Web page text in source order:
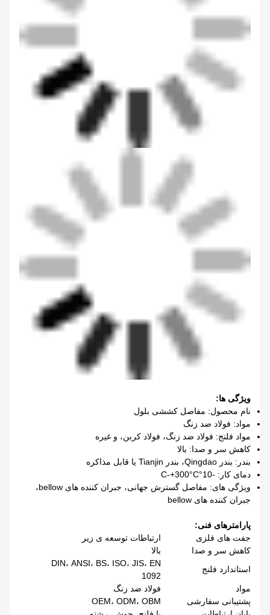
ویژگی ها:
نام محصول: مفاصل کششی بلول
مواد: فولاد ضد زنگ
مواد فلنج: فولاد ضد زنگ، فولاد کربن، و غیره
کاهش سر و صدا: بالا
بندر: بندر Qingdao، بندر Tianjin یا قابل مذاکره
دمای کار: -10°C-+300°C
ویژگی های: مفاصل گسترش جهانی، جبران کننده های bellow،
جبران کننده های bellow
پارامترهای فنی:
جفت های فلزی
ارتباطات توسعه ی زیر
کاهش سر و صدا
بالا
استاندارد فلنج
DIN، ANSI، BS، ISO، JIS، EN
1092
مواد
فولاد ضد زنگ
پشتیبانی سفارشی
OEM، ODM، OBM